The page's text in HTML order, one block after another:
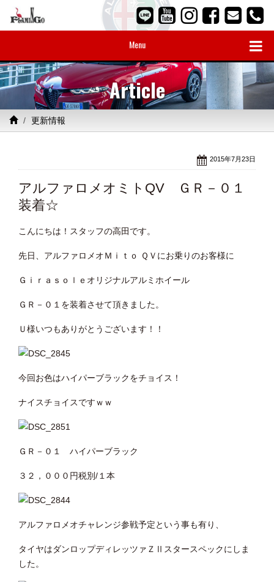
Menu
Article
更新情報
2015年7月23日
アルファロメオミトQV ＧＲ－０１
装着☆
こんにちは！スタッフの高田です。
先日、アルファロメオＭｉｔｏ ＱＶにお乗りのお客様に
Ｇｉｒａｓｏｌｅオリジナルアルミホイール
ＧＲ－０１を装着させて頂きました。
Ｕ様いつもありがとうございます！！
今回お色はハイパーブラックをチョイス！
ナイスチョイスですｗｗ
ＧＲ－０１ ハイパーブラック
３２，０００円税別/１本
アルファロメオチャレンジ参戦予定という事も有り、
タイヤはダンロップディレッツァＺⅡスタースペックにしま
した。